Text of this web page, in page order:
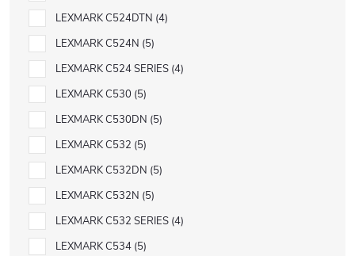
LEXMARK C524DTN 4
LEXMARK C524N 5
LEXMARK C524 SERIES 4
LEXMARK C530 5
LEXMARK C530DN 5
LEXMARK C532 5
LEXMARK C532DN 5
LEXMARK C532N 5
LEXMARK C532 SERIES 4
LEXMARK C534 5